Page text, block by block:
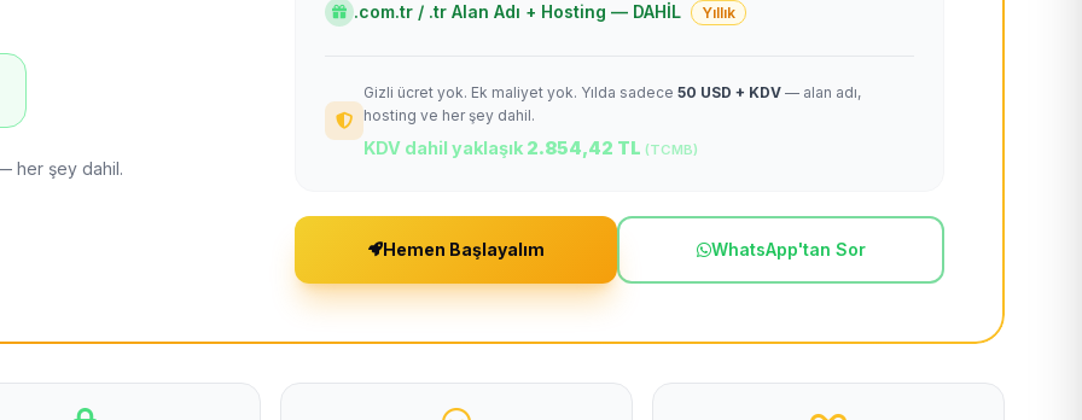
her şey dahil.
.com.tr / .tr Alan Adı + Hosting — DAHİL Yıllık
Gizli ücret yok. Ek maliyet yok. Yılda sadece 50 USD + KDV — alan adı,
hosting ve her şey dahil.
KDV dahil yaklaşık 2.854,42 TL (TCMB)
Hemen Başlayalım WhatsApp'tan Sor